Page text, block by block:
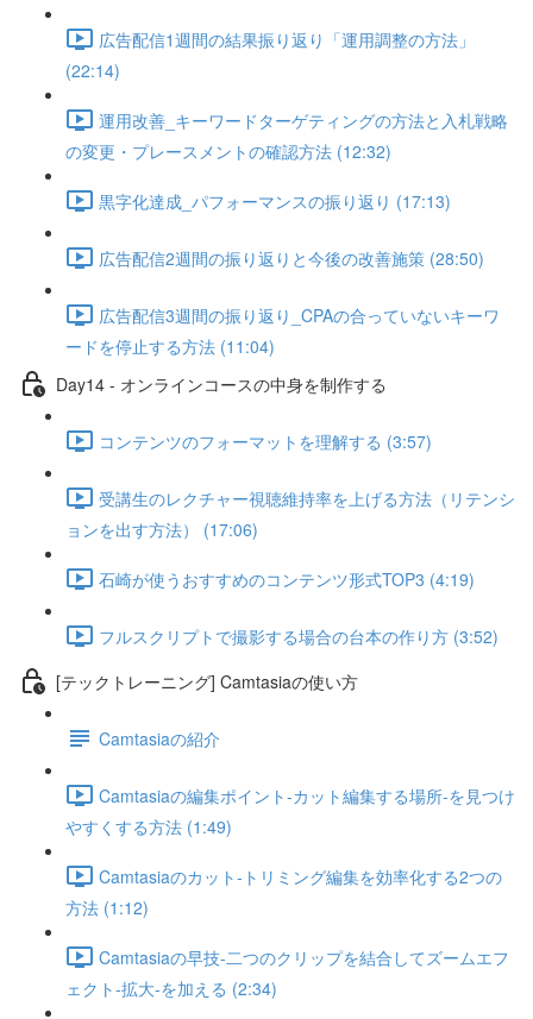
広告配信1週間の結果振り返り「運用調整の方法」
(22:14)
運用改善_キーワードターゲティングの方法と入札戦略
の変更・プレースメントの確認方法 (12:32)
黒字化達成_パフォーマンスの振り返り (17:13)
広告配信2週間の振り返りと今後の改善施策 (28:50)
広告配信3週間の振り返り_CPAの合っていないキーワ
ードを停止する方法 (11:04)
Day14 - オンラインコースの中身を制作する
コンテンツのフォーマットを理解する (3:57)
受講生のレクチャー視聴維持率を上げる方法（リテンシ
ョンを出す方法） (17:06)
石崎が使うおすすめのコンテンツ形式TOP3 (4:19)
フルスクリプトで撮影する場合の台本の作り方 (3:52)
[テックトレーニング] Camtasiaの使い方
Camtasiaの紹介
Camtasiaの編集ポイント-カット編集する場所-を見つけ
やすくする方法 (1:49)
Camtasiaのカット-トリミング編集を効率化する2つの
方法 (1:12)
Camtasiaの早技-二つのクリップを結合してズームエフ
ェクト-拡大-を加える (2:34)